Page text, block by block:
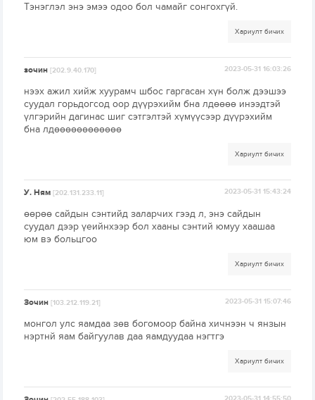
Тэнэглэл энэ эмээ одоо бол чамайг сонгохгүй.
Хариулт бичих
зочин[202.9.40.170] 2023-05-31 16:03:26
нээх ажил хийж хуурамч шбос гаргасан хүн болж дээшээ
суудал горьдогсод оор дүүрэхийм бна лдөөөө инээдтэй
үлгэрийн дагинас шиг сэтгэлтэй хүмүүсээр дүүрэхийм
бна лдөөөөөөөөөөөө
Хариулт бичих
У. Ням[202.131.233.11] 2023-05-31 15:43:24
өөрөө сайдын сэнтийд заларчих гээд л, энэ сайдын
суудал дээр үеийнхээр бол хааны сэнтий юмуу хаашаа
юм вэ больцгоо
Хариулт бичих
Зочин[103.212.119.21] 2023-05-31 15:07:46
монгол улс яамдаа зөв богомоор байна хичнээн ч янзын
нэртнй яам байгуулав даа яамдуудаа нэгтгэ
Хариулт бичих